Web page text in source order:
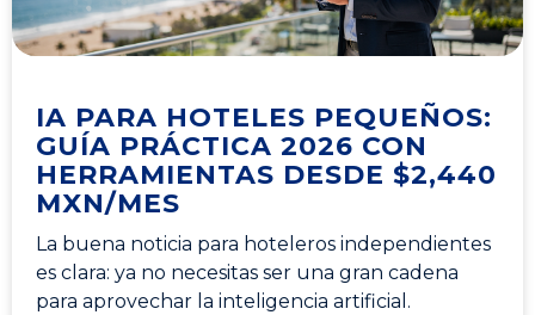
IA PARA HOTELES PEQUEÑOS:
GUÍA PRÁCTICA 2026 CON
HERRAMIENTAS DESDE $2,440
MXN/MES
La buena noticia para hoteleros independientes
es clara: ya no necesitas ser una gran cadena
para aprovechar la inteligencia artificial.